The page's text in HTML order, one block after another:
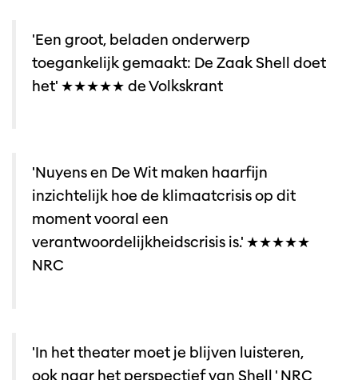
'Een groot, beladen onderwerp
toegankelijk gemaakt: De Zaak Shell doet
het' ★★★★★ de Volkskrant
'Nuyens en De Wit maken haarfijn
inzichtelijk hoe de klimaatcrisis op dit
moment vooral een
verantwoordelijkheidscrisis is.' ★★★★★
NRC
'In het theater moet je blijven luisteren,
ook naar het perspectief van Shell ' NRC